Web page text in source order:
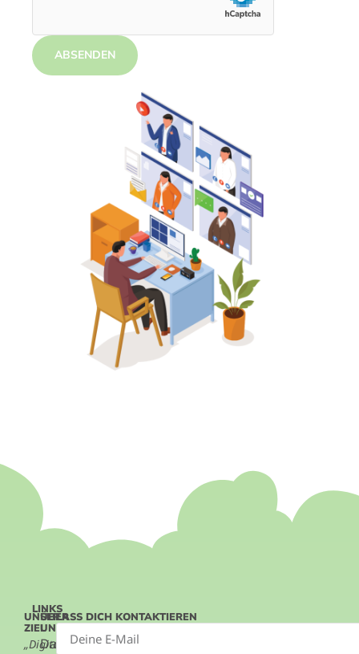
ABSENDEN
UNSER
ZIEL
„Digitalisierung.
LINKS
ÜBER
UNS
Das
LASS DICH KONTAKTIEREN